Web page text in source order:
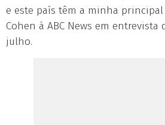
e este país têm a minha principal
Cohen à ABC News em
julho.